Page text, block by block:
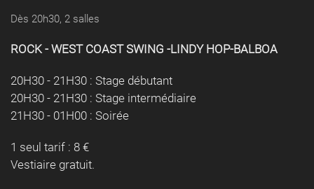
Dès 20h30, 2 salles
ROCK - WEST COAST SWING -LINDY HOP-BALBOA
20H30 - 21H30 : Stage débutant
20H30 - 21H30 : Stage intermédiaire
21H30 - 01H00 : Soirée
1 seul tarif : 8 €
Vestiaire gratuit.